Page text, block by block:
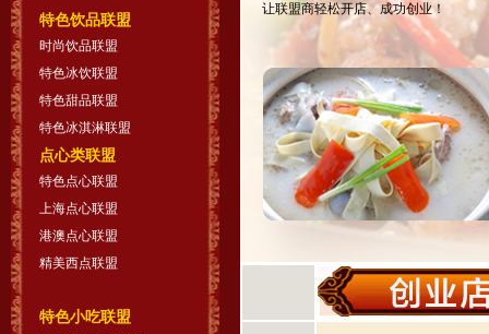
特色饮品联盟
时尚饮品联盟
特色冰饮联盟
特色甜品联盟
特色冰淇淋联盟
点心类联盟
特色点心联盟
上海点心联盟
港澳点心联盟
精美西点联盟
特色小吃联盟
让联盟商轻松开店、成功创业！